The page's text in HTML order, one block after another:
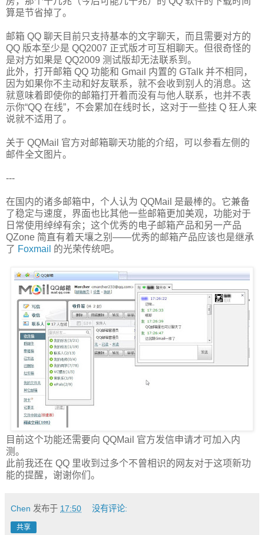
算是节省掉了。
邮箱 QQ 聊天目前只支持基本的文字聊天，而且需要对方的
QQ 版本至少是 QQ2007 正式版才可互相聊天。但很奇怪的
是对方如果是 QQ2009 测试版却无法联系到。
此外，打开邮箱 QQ 功能和 Gmail 内置的 GTalk 并不相同，
因为如果你不主动和好友联系，就不会收到别人的消息。这
就意味着即使你的邮箱打开着而没有与他人联系，也并不表
示你“QQ 在线”，不会累加在线时长，这对于一些挂 Q 狂人来
说就不适用了。
关于 QQMail 官方对邮箱聊天功能的介绍，可以参看左侧的
邮件全文图片。
---
在国内的诸多邮箱中，个人认为 QQMail 是最棒的。它兼备
了稳定与速度，界面也比其他一些邮箱更加美观，功能对于
日常使用绰绰有余；这个优秀的电子邮箱产品和另一产品
QZone 简直有着天壤之别——优秀的邮箱产品应该也是继承
了 Foxmail 的光荣传统吧。
目前这个功能还需要向 QQMail 官方发信申请才可加入内
测。
此前我还在 QQ 里收到过多个不曾相识的网友对于这项新功
能的提醒，谢谢你们。
Chen 发布于 17:50 没有评论:
共享